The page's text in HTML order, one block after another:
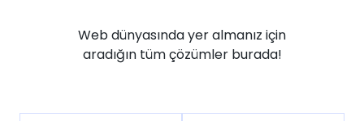
Web dünyasında yer almanız için
aradığın tüm çözümler burada!